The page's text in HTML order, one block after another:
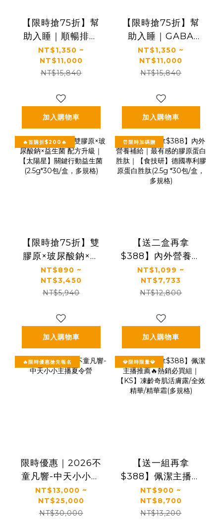
【限時搶75折】幫
助入睡｜順暢排便
｜正品保證｜【太
陽星】全效克菲爾
益生菌(3g*30包/
NT$1,350 ~
NT$11,000
NT$15,840
加入購物車
【限時搶75折】幫
助入睡｜GABA
PLUS+｜✅正品保
證｜【太陽星】全
效克菲爾益生菌晚
盒，多規格)
NT$1,350 ~
NT$11,000
NT$15,840
加入購物車
🔥首購折$200🔥
【限時搶75折】雙
膠原×玻尿酸鈉×益
生菌 配方升級｜
【太陽星】關鍵行
動益生菌(2.5g*30
NT$890 ~
NT$3,450
NT$5,940
加入購物車
⏰限時加碼贈
【送二盒再拿
$388】內外營養補
給｜最有感的膠原
蛋白胜肽｜【食技
研】德國專利膠原
包/盒，多規格)
NT$1,099 ~
NT$7,733
NT$12,800
加入購物車
🔥限時優惠搶先報名
限時優惠｜2026不
童凡響-中天小小主
播夏令營
NT$13,000 ~
NT$25,000
NT$30,000
💎限時限量💎
【送一組再拿
$388】佩潔主播推
薦🔥熱銷必買組｜
【KS】凍齡奇肌活
膚露/全效精華/精華
NT$900 ~
NT$8,700
NT$13,200